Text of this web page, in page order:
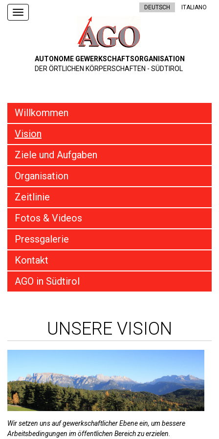
Toggle
DEUTSCH ITALIANO
AUTONOME GEWERKSCHAFTSORGANISATION
DER ÖRTLICHEN KÖRPERSCHAFTEN - SÜDTIROL
Willkommen
Vision
Ziele und Aufgaben
Organisation
Zeitlinie
Fotos & Videos
Pressgalerie
Kontakt
AGO in Südtirol
UNSERE VISION
Wir setzen uns auf gewerkschaftlicher Ebene ein, um bessere
Arbeitsbedingungen im öffentlichen Bereich zu erzielen.